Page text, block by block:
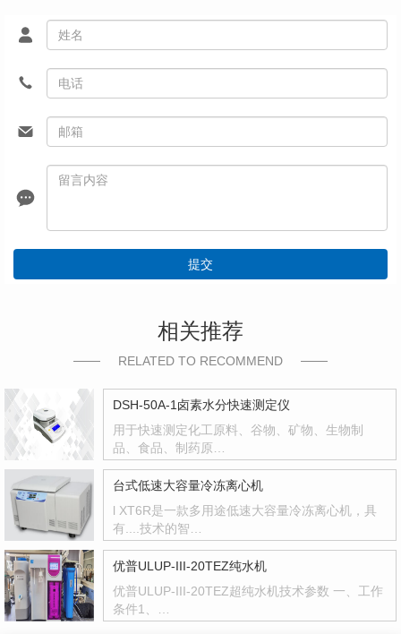
提交
相关推荐
RELATED TO RECOMMEND
DSH-50A-1卤素水分快速测定仪
用于快速测定化工原料、谷物、矿物、生物制
品、食品、制药原…
台式低速大容量冷冻离心机
l XT6R是一款多用途低速大容量冷冻离心机，具
有....技术的智…
优普ULUP-III-20TEZ纯水机
优普ULUP-III-20TEZ超纯水机技术参数 一、工作
条件1、…